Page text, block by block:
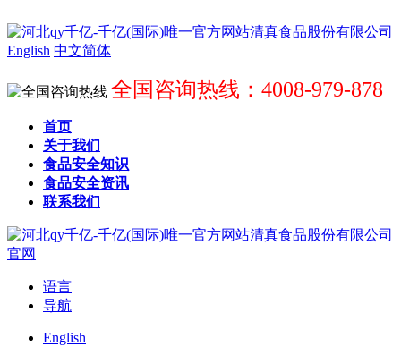
English 中文简体
全国咨询热线：4008-979-878
首页
关于我们
食品安全知识
食品安全资讯
联系我们
语言
导航
English